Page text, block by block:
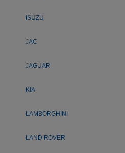
ISUZU
JAC
JAGUAR
KIA
LAMBORGHINI
LAND ROVER